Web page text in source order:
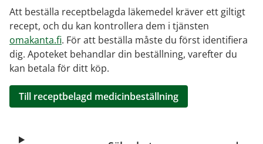
Att beställa receptbelagda läkemedel kräver ett giltigt
recept, och du kan kontrollera dem i tjänsten
omakanta.fi. För att beställa måste du först identifiera
dig. Apoteket behandlar din beställning, varefter du
kan betala för ditt köp.
Till receptbelagd medicinbeställning